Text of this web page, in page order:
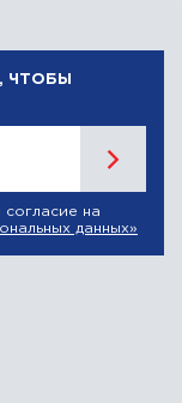
ЧТОБЫ
на
данных»